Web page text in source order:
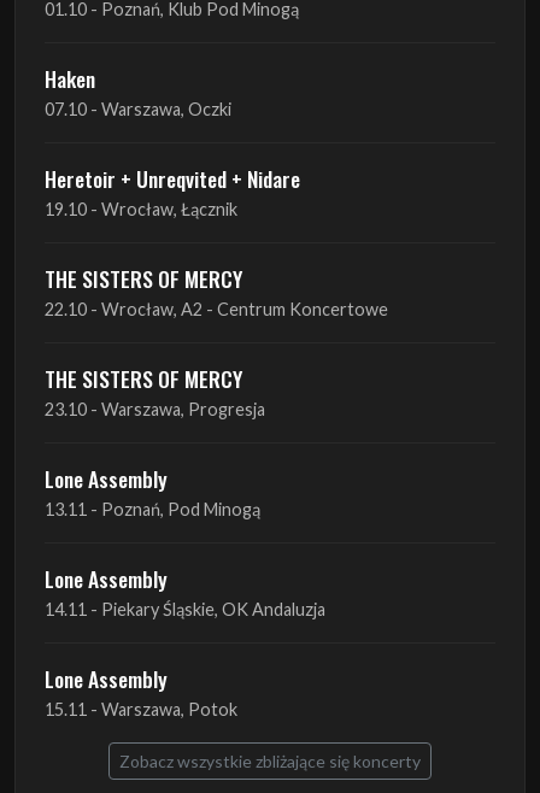
Heretoir + Unreqvited + Nidare
THE SISTERS OF MERCY
22.10 - Wrocław, A2 - Centrum Koncertowe
THE SISTERS OF MERCY
Lone Assembly
Lone Assembly
14.11 - Piekary Śląskie, OK Andaluzja
Lone Assembly
15.11 - Warszawa, Potok